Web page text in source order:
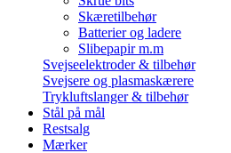
Skæretilbehør
Batterier og ladere
Slibepapir m.m
Svejseelektroder & tilbehør
Svejsere og plasmaskærere
Trykluftslanger & tilbehør
Stål på mål
Restsalg
Mærker